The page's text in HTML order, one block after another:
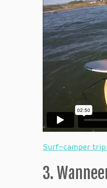
Surf-camper trip
3.